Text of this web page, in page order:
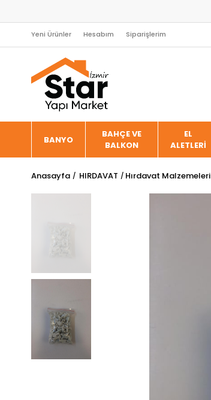
Yeni Ürünler Hesabım Siparişlerim
BANYO
BAHÇE VE
BALKON
EL
ALETLERİ
Anasayfa HIRDAVAT Hırdavat Malzemeleri